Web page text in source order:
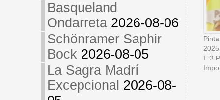
Basqueland
Ondarreta 2026-08-06
Schönramer Saphir
Bock 2026-08-05
La Sagra Madrí
Excepcional 2026-08-
I ”3